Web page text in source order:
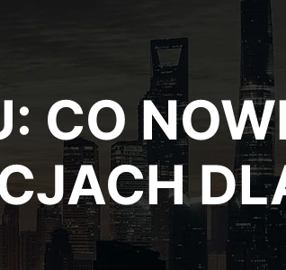
CO